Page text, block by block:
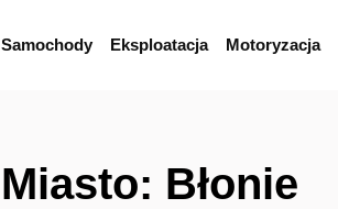
Samochody Eksploatacja Motoryzacja
Miasto: Błonie